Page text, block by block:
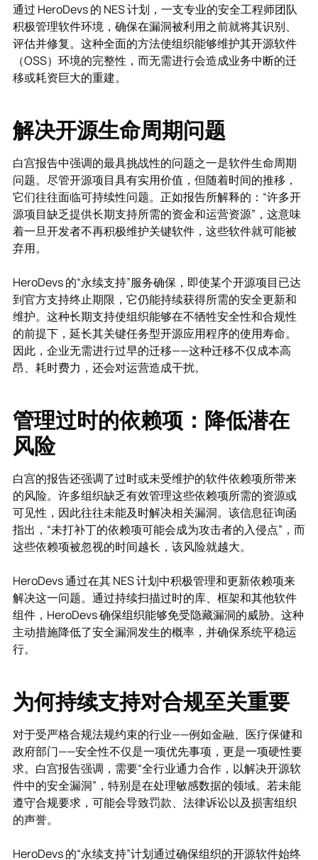
通过 HeroDevs 的 NES 计划，一支专业的安全工程师团队
积极管理软件环境，确保在漏洞被利用之前就将其识别、
评估并修复。这种全面的方法使组织能够维护其开源软件
（OSS）环境的完整性，而无需进行会造成业务中断的迁
移或耗资巨大的重建。
解决开源生命周期问题
白宫报告中强调的最具挑战性的问题之一是软件生命周期
问题。尽管开源项目具有实用价值，但随着时间的推移，
它们往往面临可持续性问题。正如报告所解释的：“许多开
源项目缺乏提供长期支持所需的资金和运营资源”，这意味
着一旦开发者不再积极维护关键软件，这些软件就可能被
弃用。
HeroDevs 的“永续支持”服务确保，即使某个开源项目已达
到官方支持终止期限，它仍能持续获得所需的安全更新和
维护。这种长期支持使组织能够在不牺牲安全性和合规性
的前提下，延长其关键任务型开源应用程序的使用寿命。
因此，企业无需进行过早的迁移——这种迁移不仅成本高
昂、耗时费力，还会对运营造成干扰。
管理过时的依赖项：降低潜在
风险
白宫的报告还强调了过时或未受维护的软件依赖项所带来
的风险。许多组织缺乏有效管理这些依赖项所需的资源或
可见性，因此往往未能及时解决相关漏洞。该信息征询函
指出，“未打补丁的依赖项可能会成为攻击者的入侵点”，而
这些依赖项被忽视的时间越长，该风险就越大。
HeroDevs 通过在其 NES 计划中积极管理和更新依赖项来
解决这一问题。通过持续扫描过时的库、框架和其他软件
组件，HeroDevs 确保组织能够免受隐藏漏洞的威胁。这种
主动措施降低了安全漏洞发生的概率，并确保系统平稳运
行。
为何持续支持对合规至关重要
对于受严格合规法规约束的行业——例如金融、医疗保健和
政府部门——安全性不仅是一项优先事项，更是一项硬性要
求。白宫报告强调，需要“全行业通力合作，以解决开源软
件中的安全漏洞”，特别是在处理敏感数据的领域。若未能
遵守合规要求，可能会导致罚款、法律诉讼以及损害组织
的声誉。
HeroDevs 的“永续支持”计划通过确保组织的开源软件始终